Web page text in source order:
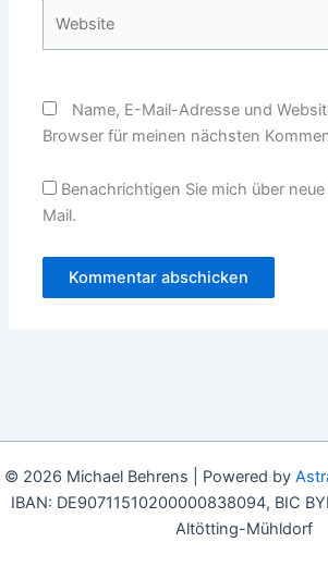
Name, E-Mail-Adresse und
Browser für meinen nächsten
Benachrichtigen Sie mich über
Mail.
© 2026 Michael Behrens | Powered by
IBAN: DE90711510200000838094, BIC
Altötting-Mühldorf